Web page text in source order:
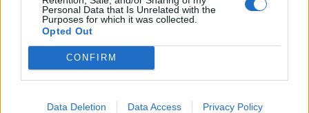
Personal Data that Is Unrelated with the
Purposes for which it was collected.
Opted Out
CONFIRM
Data Deletion Data Access Privacy Policy